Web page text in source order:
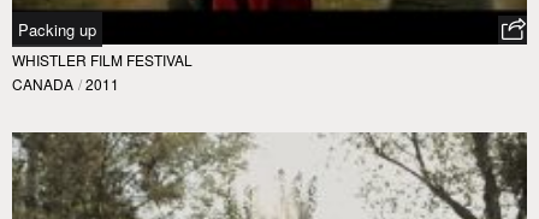
Packing up
WHISTLER FILM FESTIVAL
CANADA / 2011